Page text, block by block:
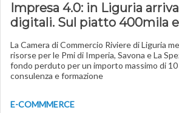
Impresa 4.0: in Liguria
digitali. Sul piatto 400mila
La Camera di Commercio Riviere di Liguria
risorse per le Pmi di Imperia, Savona e La
fondo perduto per un importo massimo di
consulenza e formazione
E-COMMMERCE